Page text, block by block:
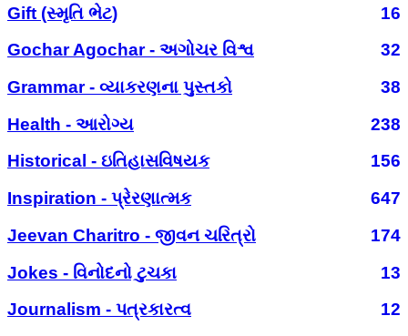
Gift (સ્મૃતિ ભેટ)
16
Gochar Agochar - અગોચર વિશ્વ
32
Grammar - વ્યાકરણના પુસ્તકો
38
Health - આરોગ્ય
238
Historical - ઇતિહાસવિષયક
156
Inspiration - પ્રેરણાત્મક
647
Jeevan Charitro - જીવન ચરિત્રો
174
Jokes - વિનોદનો ટુચકા
13
Journalism - પત્રકારત્વ
12